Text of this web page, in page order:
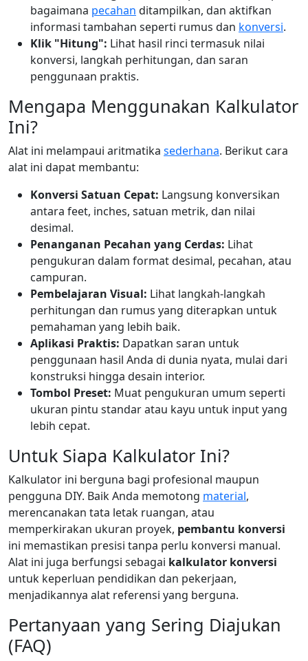
bagaimana pecahan ditampilkan, dan aktifkan
informasi tambahan seperti rumus dan konversi.
Klik "Hitung": Lihat hasil rinci termasuk nilai
konversi, langkah perhitungan, dan saran
penggunaan praktis.
Mengapa Menggunakan Kalkulator
Ini?
Alat ini melampaui aritmatika sederhana. Berikut cara
alat ini dapat membantu:
Konversi Satuan Cepat: Langsung konversikan
antara feet, inches, satuan metrik, dan nilai
desimal.
Penanganan Pecahan yang Cerdas: Lihat
pengukuran dalam format desimal, pecahan, atau
campuran.
Pembelajaran Visual: Lihat langkah-langkah
perhitungan dan rumus yang diterapkan untuk
pemahaman yang lebih baik.
Aplikasi Praktis: Dapatkan saran untuk
penggunaan hasil Anda di dunia nyata, mulai dari
konstruksi hingga desain interior.
Tombol Preset: Muat pengukuran umum seperti
ukuran pintu standar atau kayu untuk input yang
lebih cepat.
Untuk Siapa Kalkulator Ini?
Kalkulator ini berguna bagi profesional maupun
pengguna DIY. Baik Anda memotong material,
merencanakan tata letak ruangan, atau
memperkirakan ukuran proyek, pembantu konversi
ini memastikan presisi tanpa perlu konversi manual.
Alat ini juga berfungsi sebagai kalkulator konversi
untuk keperluan pendidikan dan pekerjaan,
menjadikannya alat referensi yang berguna.
Pertanyaan yang Sering Diajukan
(FAQ)